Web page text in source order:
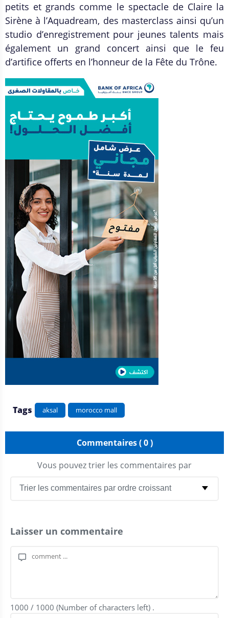
petits et grands comme le spectacle de Claire la
Sirène à l’Aquadream, des masterclass ainsi qu’un
studio d’enregistrement pour jeunes talents mais
également un grand concert ainsi que le feu
d’artifice offerts en l’honneur de la Fête du Trône.
Tags aksal morocco mall
Commentaires ( 0 )
Vous pouvez trier les commentaires par
Laisser un commentaire
1000 / 1000 (Number of characters left) .